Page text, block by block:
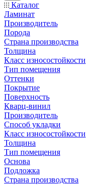
Каталог
Ламинат
Производитель
Порода
Страна производства
Толщина
Класс износостойкости
Тип помещения
Оттенки
Покрытие
Поверхность
Кварц-винил
Производитель
Способ укладки
Класс износостойкости
Толщина
Тип помещения
Основа
Подложка
Страна производства